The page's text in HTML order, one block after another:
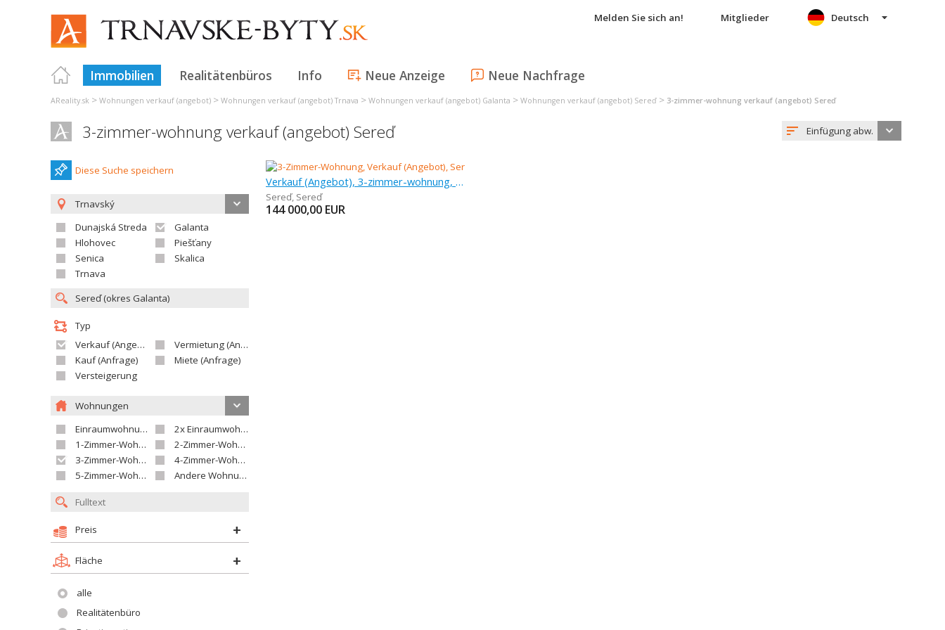
Melden Sie sich an! Mitglieder
Immobilien Realitätenbüros Info Neue Anzeige Neue Nachfrage
Deutsch
AReality.sk > Wohnungen verkauf (angebot) > Wohnungen verkauf (angebot) Trnava > Wohnungen verkauf (angebot) Galanta > Wohnungen verkauf (angebot) Sereď > 3-zimmer-wohnung verkauf (angebot) Sereď
3-zimmer-wohnung verkauf (angebot) Sereď Einfügung abw.
Diese Suche speichern
Trnavský
Dunajská Streda
Galanta
Hlohovec
Piešťany
Senica
Skalica
Trnava
Typ
Verkauf (Angebot)
Vermietung (Angebot)
Kauf (Anfrage)
Miete (Anfrage)
Versteigerung
Wohnungen
Einraumwohnung
2x Einraumwohnung
1-Zimmer-Wohnung
2-Zimmer-Wohnung
3-Zimmer-Wohnung
4-Zimmer-Wohnung
5-Zimmer-Wohnung und größer
Andere Wohnung
Preis
Fläche
alle
Realitätenbüro
Verkauf (Angebot), 3-zimmer-wohnung, 75 m
Sereď, Sereď
144 000,00 EUR